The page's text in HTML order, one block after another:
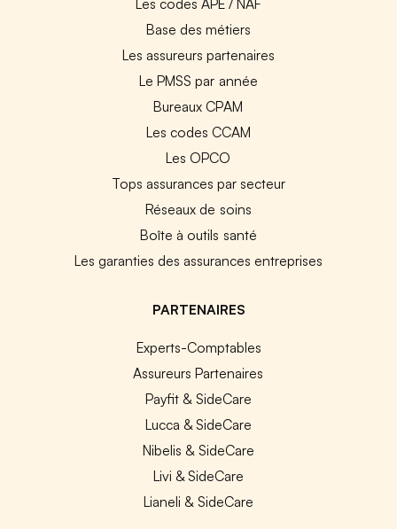
Base des métiers
Les assureurs partenaires
Le PMSS par année
Bureaux CPAM
Les codes CCAM
Les OPCO
Tops assurances par secteur
Réseaux de soins
Boîte à outils santé
Les garanties des assurances entreprises
PARTENAIRES
Experts-Comptables
Assureurs Partenaires
Payfit & SideCare
Lucca & SideCare
Nibelis & SideCare
Livi & SideCare
Lianeli & SideCare